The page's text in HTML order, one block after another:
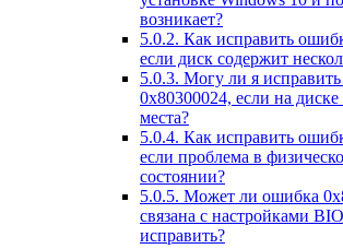
возникает?
5.0.2. Как исправить
если диск содержит
5.0.3. Могу ли я
0x80300024, если на
места?
5.0.4. Как исправить
если проблема в
состоянии?
5.0.5. Может ли ошибка
связана с настройками
исправить?